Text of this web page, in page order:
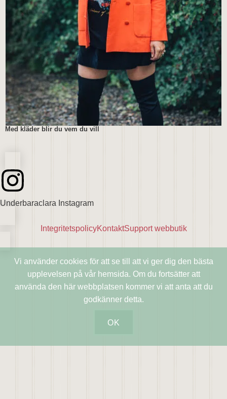
Med kläder blir du vem du vill
Underbaraclara Instagram
IntegritetspolicyKontaktSupport webbutik
Vi använder cookies för att se till att vi ger dig den bästa
upplevelsen på vår hemsida. Om du fortsätter att
använda den här webbplatsen kommer vi att anta att du
godkänner detta.
OK